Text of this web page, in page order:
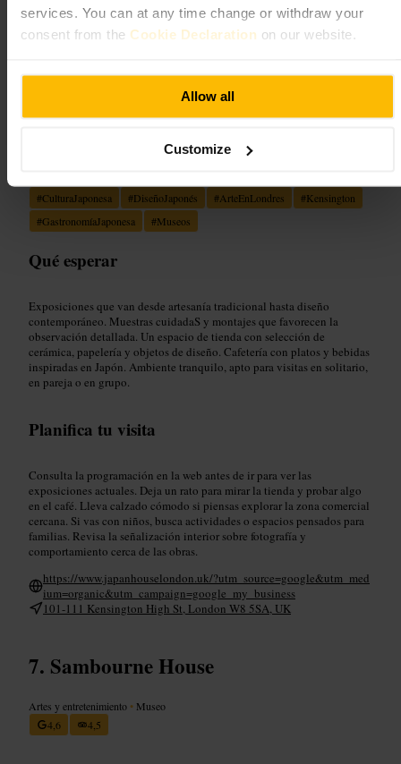
services. You can at any time change or withdraw your
consent from the Cookie Declaration on our website.
Allow all
Customize
Imagen / www.japanhouselondon.uk
#CulturaJaponesa #DiseñoJaponés #ArteEnLondres #Kensington
#GastronomíaJaponesa #Museos
Qué esperar
Exposiciones que van desde artesanía tradicional hasta diseño
contemporáneo. Muestras cuidadaS y montajes que favorecen la
observación detallada. Un espacio de tienda con selección de
cerámica, papelería y objetos de diseño. Cafetería con platos y bebidas
inspiradas en Japón. Ambiente tranquilo, apto para visitas en solitario,
en pareja o en grupo.
Planifica tu visita
Consulta la programación en la web antes de ir para ver las
exposiciones actuales. Deja un rato para mirar la tienda y probar algo
en el café. Lleva calzado cómodo si piensas explorar la zona comercial
cercana. Si vas con niños, busca actividades o espacios pensados para
familias. Revisa la señalización interior sobre fotografía y
comportamiento cerca de las obras.
https://www.japanhouselondon.uk/?utm_source=google&utm_med
ium=organic&utm_campaign=google_my_business
101-111 Kensington High St, London W8 5SA, UK
Sambourne House
Artes y entretenimiento • Museo
4,6
4,5